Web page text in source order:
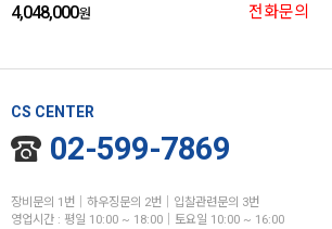
4,048,000원 전화문의
CS CENTER
02-599-7869
장비문의 1번│하우징문의 2번│입찰관련문의 3번
영업시간 : 평일 10:00 ~ 18:00│토요일 10:00 ~ 16:00